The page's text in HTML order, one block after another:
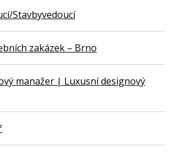
Stavbyvedoucí
zakázek – Brno
manažer | Luxusní designový